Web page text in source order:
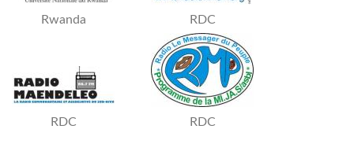
Rwanda RDC
RDC RDC